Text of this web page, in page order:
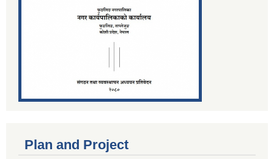
Plan and Project